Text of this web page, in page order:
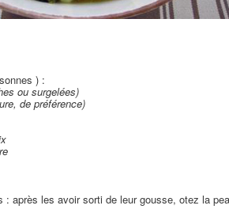
) :
ou surgelées)
de préférence)
: après les avoir sorti de leur gousse, otez la